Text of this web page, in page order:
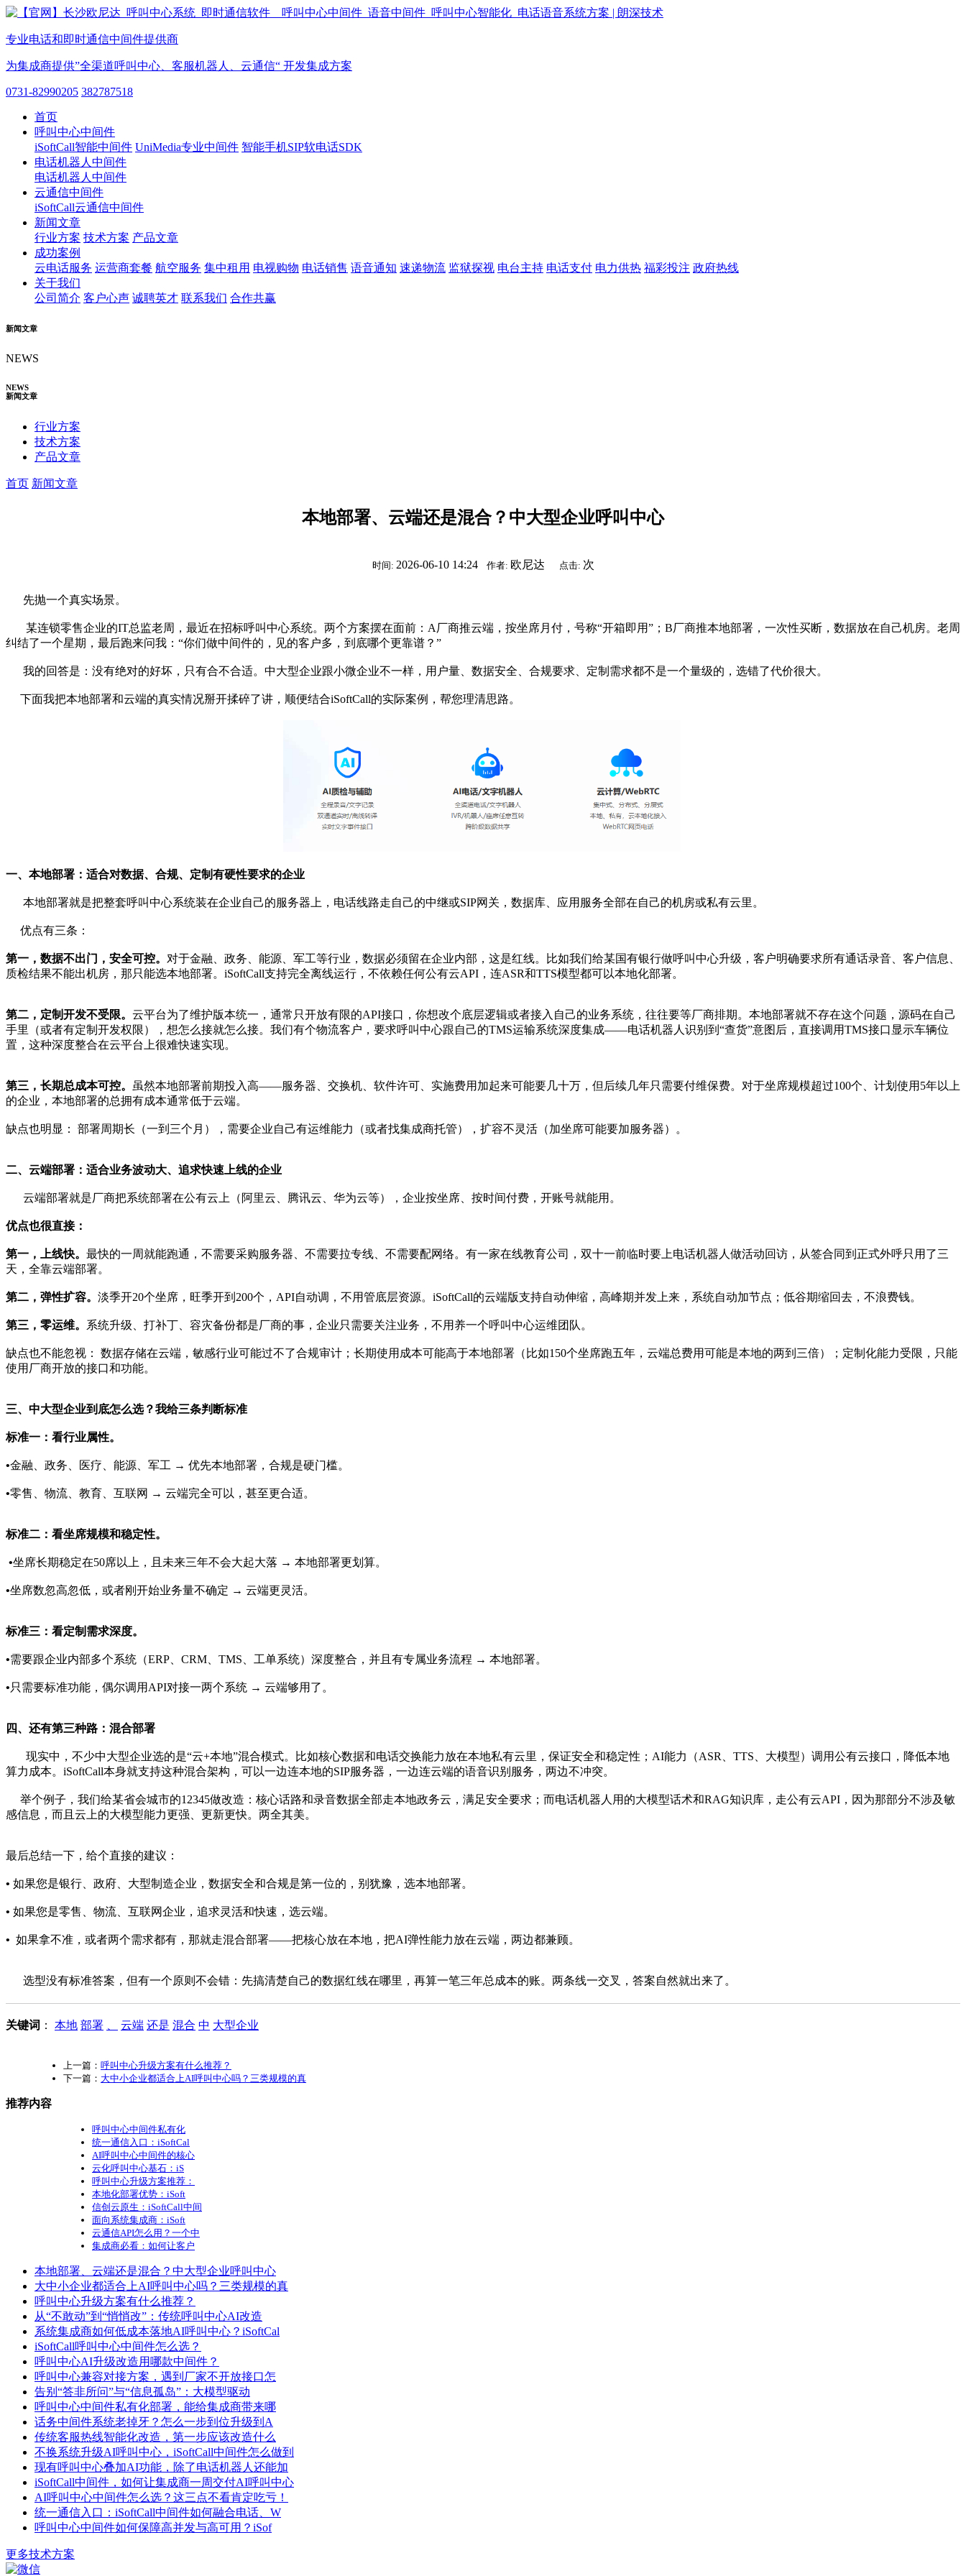
专业电话和即时通信中间件提供商
为集成商提供”全渠道呼叫中心、客服机器人、云通信“ 开发集成方案
0731-82990205 382787518
首页
呼叫中心中间件
iSoftCall智能中间件 UniMedia专业中间件 智能手机SIP软电话SDK
电话机器人中间件
电话机器人中间件
云通信中间件
iSoftCall云通信中间件
新闻文章
行业方案 技术方案 产品文章
成功案例
云电话服务 运营商套餐 航空服务 集中租用 电视购物 电话销售 语音通知 速递物流 监狱探视 电台主持 电话支付 电力供热 福彩投注 政府热线
关于我们
公司简介 客户心声 诚聘英才 联系我们 合作共赢
新闻文章
NEWS
NEWS
新闻文章
行业方案
技术方案
产品文章
首页 新闻文章
本地部署、云端还是混合？中大型企业呼叫中心
时间: 2026-06-10 14:24 作者: 欧尼达 点击: 次
先抛一个真实场景。
某连锁零售企业的IT总监老周，最近在招标呼叫中心系统。两个方案摆在面前：A厂商推云端，按坐席月付，号称“开箱即用”；B厂商推本地部署，一次性买断，数据放在自己机房。老周
纠结了一个星期，最后跑来问我：“你们做中间件的，见的客户多，到底哪个更靠谱？”
我的回答是：没有绝对的好坏，只有合不合适。中大型企业跟小微企业不一样，用户量、数据安全、合规要求、定制需求都不是一个量级的，选错了代价很大。
下面我把本地部署和云端的真实情况掰开揉碎了讲，顺便结合iSoftCall的实际案例，帮您理清思路。
一、本地部署：适合对数据、合规、定制有硬性要求的企业
本地部署就是把整套呼叫中心系统装在企业自己的服务器上，电话线路走自己的中继或SIP网关，数据库、应用服务全部在自己的机房或私有云里。
优点有三条：
第一，数据不出门，安全可控。 对于金融、政务、能源、军工等行业，数据必须留在企业内部，这是红线。比如我们给某国有银行做呼叫中心升级，客户明确要求所有通话录音、客户信息、
质检结果不能出机房，那只能选本地部署。iSoftCall支持完全离线运行，不依赖任何公有云API，连ASR和TTS模型都可以本地化部署。
第二，定制开发不受限。 云平台为了维护版本统一，通常只开放有限的API接口，你想改个底层逻辑或者接入自己的业务系统，往往要等厂商排期。本地部署就不存在这个问题，源码在自己
手里（或者有定制开发权限），想怎么接就怎么接。我们有个物流客户，要求呼叫中心跟自己的TMS运输系统深度集成——电话机器人识别到“查货”意图后，直接调用TMS接口显示车辆位
置，这种深度整合在云平台上很难快速实现。
第三，长期总成本可控。
虽然本地部署前期投入高——服务器、交换机、软件许可、实施费用加起来可能要几十万，但后续几年只需要付维保费。对于坐席规模超过100个、计划使用5年以上
的企业，本地部署的总拥有成本通常低于云端。
缺点也明显： 部署周期长（一到三个月），需要企业自己有运维能力（或者找集成商托管），扩容不灵活（加坐席可能要加服务器）。
二、云端部署：适合业务波动大、追求快速上线的企业
云端部署就是厂商把系统部署在公有云上（阿里云、腾讯云、华为云等），企业按坐席、按时间付费，开账号就能用。
优点也很直接：
第一，上线快。 最快的一周就能跑通，不需要采购服务器、不需要拉专线、不需要配网络。有一家在线教育公司，双十一前临时要上电话机器人做活动回访，从签合同到正式外呼只用了三
天，全靠云端部署。
第二，弹性扩容。 淡季开20个坐席，旺季开到200个，API自动调，不用管底层资源。iSoftCall的云端版支持自动伸缩，高峰期并发上来，系统自动加节点；低谷期缩回去，不浪费钱。
第三，零运维。 系统升级、打补丁、容灾备份都是厂商的事，企业只需要关注业务，不用养一个呼叫中心运维团队。
缺点也不能忽视： 数据存储在云端，敏感行业可能过不了合规审计；长期使用成本可能高于本地部署（比如150个坐席跑五年，云端总费用可能是本地的两到三倍）；定制化能力受限，只能
使用厂商开放的接口和功能。
三、中大型企业到底怎么选？我给三条判断标准
标准一：看行业属性。
•金融、政务、医疗、能源、军工 → 优先本地部署，合规是硬门槛。
•零售、物流、教育、互联网 → 云端完全可以，甚至更合适。
标准二：看坐席规模和稳定性。
•坐席长期稳定在50席以上，且未来三年不会大起大落 → 本地部署更划算。
•坐席数忽高忽低，或者刚开始业务量不确定 → 云端更灵活。
标准三：看定制需求深度。
•需要跟企业内部多个系统（ERP、CRM、TMS、工单系统）深度整合，并且有专属业务流程 → 本地部署。
•只需要标准功能，偶尔调用API对接一两个系统 → 云端够用了。
四、还有第三种路：混合部署
现实中，不少中大型企业选的是“云+本地”混合模式。比如核心数据和电话交换能力放在本地私有云里，保证安全和稳定性；AI能力（ASR、TTS、大模型）调用公有云接口，降低本地
算力成本。iSoftCall本身就支持这种混合架构，可以一边连本地的SIP服务器，一边连云端的语音识别服务，两边不冲突。
举个例子，我们给某省会城市的12345做改造：核心话路和录音数据全部走本地政务云，满足安全要求；而电话机器人用的大模型话术和RAG知识库，走公有云API，因为那部分不涉及敏
感信息，而且云上的大模型能力更强、更新更快。两全其美。
最后总结一下，给个直接的建议：
• 如果您是银行、政府、大型制造企业，数据安全和合规是第一位的，别犹豫，选本地部署。
• 如果您是零售、物流、互联网企业，追求灵活和快速，选云端。
• 如果拿不准，或者两个需求都有，那就走混合部署——把核心放在本地，把AI弹性能力放在云端，两边都兼顾。
选型没有标准答案，但有一个原则不会错：先搞清楚自己的数据红线在哪里，再算一笔三年总成本的账。两条线一交叉，答案自然就出来了。
关键词 ： 本地 部署 云端 还是 混合 中 大型企业
上一篇： 呼叫中心升级方案有什么推荐？
下一篇： 大中小企业都适合上AI呼叫中心吗？三类规模的真
推荐内容
呼叫中心中间件私有化
统一通信入口：iSoftCal
AI呼叫中心中间件的核心
云化呼叫中心基石：iS
呼叫中心升级方案推荐：
本地化部署优势：iSoft
信创云原生：iSoftCall中间
面向系统集成商：iSoft
云通信API怎么用？一个中
集成商必看：如何让客户
本地部署、云端还是混合？中大型企业呼叫中心
大中小企业都适合上AI呼叫中心吗？三类规模的真
呼叫中心升级方案有什么推荐？
从“不敢动”到“悄悄改”：传统呼叫中心AI改造
系统集成商如何低成本落地AI呼叫中心？iSoftCal
iSoftCall呼叫中心中间件怎么选？
呼叫中心AI升级改造用哪款中间件？
呼叫中心兼容对接方案，遇到厂家不开放接口怎
告别“答非所问”与“信息孤岛”：大模型驱动
呼叫中心中间件私有化部署，能给集成商带来哪
话务中间件系统老掉牙？怎么一步到位升级到A
传统客服热线智能化改造，第一步应该改造什么
不换系统升级AI呼叫中心，iSoftCall中间件怎么做到
现有呼叫中心叠加AI功能，除了电话机器人还能加
iSoftCall中间件，如何让集成商一周交付AI呼叫中心
AI呼叫中心中间件怎么选？这三点不看肯定吃亏！
统一通信入口：iSoftCall中间件如何融合电话、W
呼叫中心中间件如何保障高并发与高可用？iSof
更多技术方案